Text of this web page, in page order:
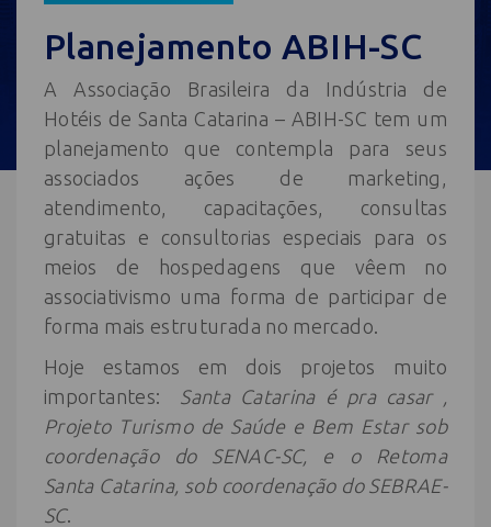
Planejamento ABIH-SC
A Associação Brasileira da Indústria de
Hotéis de Santa Catarina – ABIH-SC tem um
planejamento que contempla para seus
associados ações de marketing,
atendimento, capacitações, consultas
gratuitas e consultorias especiais para os
meios de hospedagens que vêem no
associativismo uma forma de participar de
forma mais estruturada no mercado.
Hoje estamos em dois projetos muito
importantes: Santa Catarina é pra casar ,
Projeto Turismo de Saúde e Bem Estar sob
coordenação do SENAC-SC, e o Retoma
Santa Catarina, sob coordenação do SEBRAE-
SC.